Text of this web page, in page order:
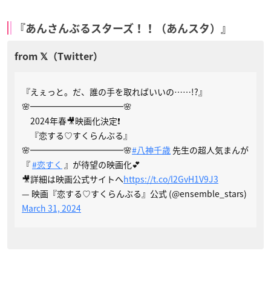
『あんさんぶるスターズ！！（あんスタ）』
『えぇっと。だ、誰の手を取ればいいの……!?』
🌸━━━━━━━━━━━🌸
2024年春🎥映画化決定❗
『恋する♡すくらんぶる』
🌸━━━━━━━━━━━🌸#八神千歳 先生の超人気まんが
『#恋すく 』が待望の映画化💕
🎥詳細は映画公式サイトへhttps://t.co/l2GvH1V9J3
— 映画『恋する♡すくらんぶる』公式 (@ensemble_stars)
March 31, 2024